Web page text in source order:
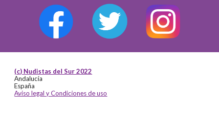
(c) Nudistas del Sur 2022
Andalucía
España
Aviso legal y Condiciones de uso